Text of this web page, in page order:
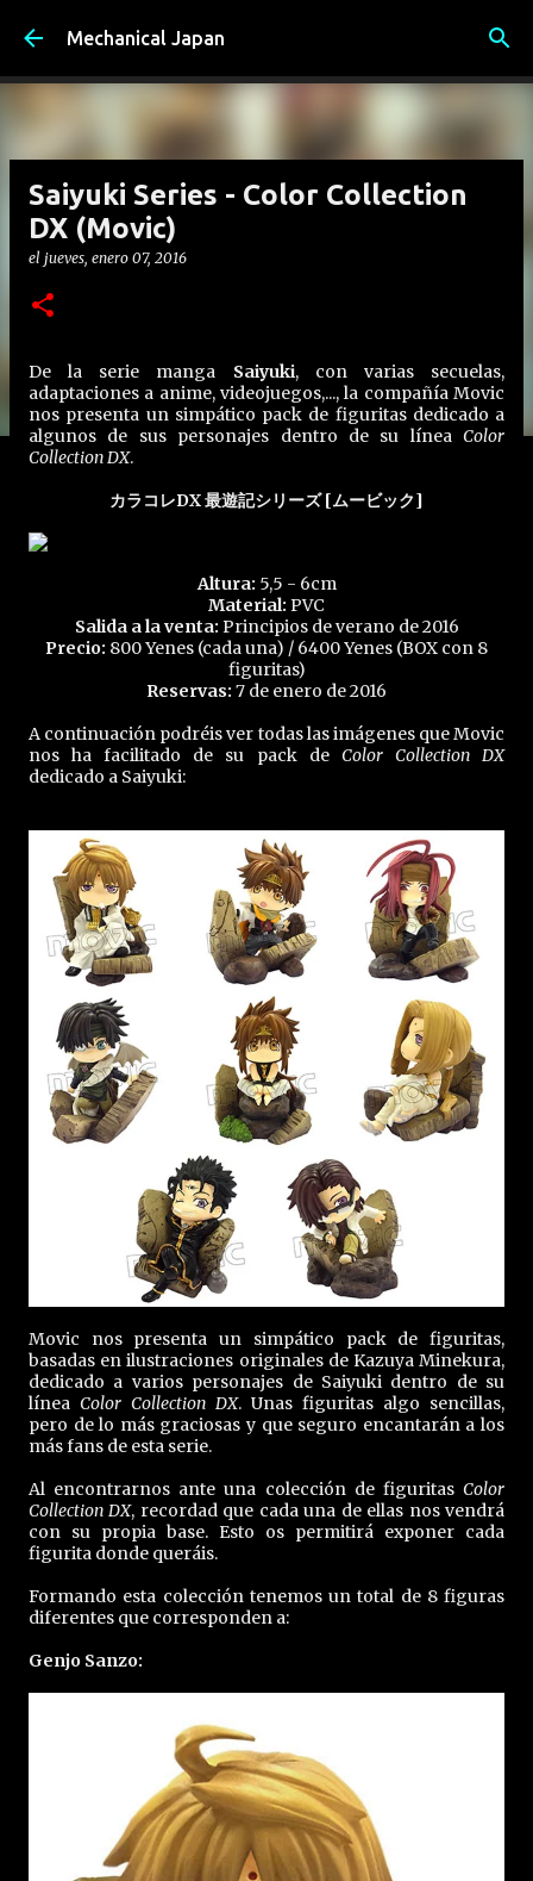
Ir al contenido principal
Mechanical Japan
Saiyuki Series - Color Collection
DX (Movic)
el jueves, enero 07, 2016
De la serie manga Saiyuki, con varias secuelas,
adaptaciones a anime, videojuegos,..., la compañía Movic
nos presenta un simpático pack de figuritas dedicado a
algunos de sus personajes dentro de su línea Color
Collection DX.
カラコレDX 最遊記シリーズ [ムービック]
Altura: 5,5 - 6cm
Material: PVC
Salida a la venta: Principios de verano de 2016
Precio: 800 Yenes (cada una) / 6400 Yenes (BOX con 8
figuritas)
Reservas: 7 de enero de 2016
A continuación podréis ver todas las imágenes que Movic
nos ha facilitado de su pack de Color Collection DX
dedicado a Saiyuki:
Movic nos presenta un simpático pack de figuritas,
basadas en ilustraciones originales de Kazuya Minekura,
dedicado a varios personajes de Saiyuki dentro de su
línea Color Collection DX. Unas figuritas algo sencillas,
pero de lo más graciosas y que seguro encantarán a los
más fans de esta serie.
Al encontrarnos ante una colección de figuritas Color
Collection DX, recordad que cada una de ellas nos vendrá
con su propia base. Esto os permitirá exponer cada
figurita donde queráis.
Formando esta colección tenemos un total de 8 figuras
diferentes que corresponden a:
Genjo Sanzo: